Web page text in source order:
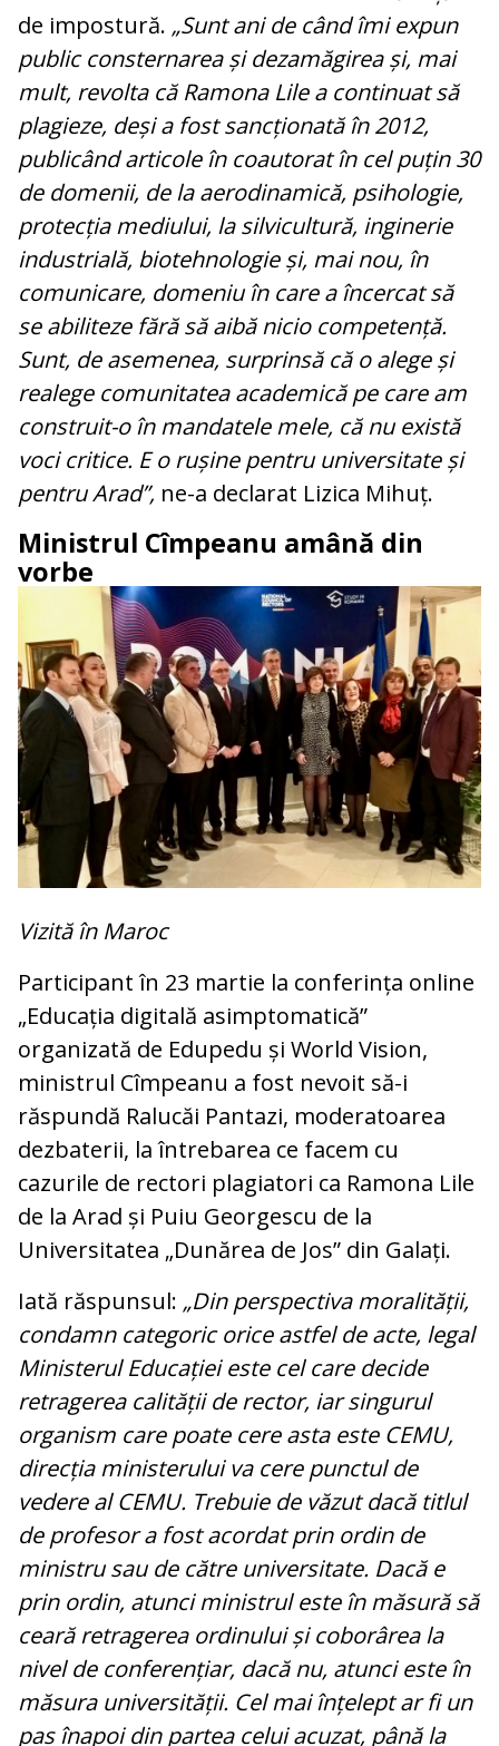
de impostură. „Sunt ani de când îmi expun
public consternarea și dezamăgirea și, mai
mult, revolta că Ramona Lile a continuat să
plagieze, deși a fost sancționată în 2012,
publicând articole în coautorat în cel puțin 30
de domenii, de la aerodinamică, psihologie,
protecția mediului, la silvicultură, inginerie
industrială, biotehnologie și, mai nou, în
comunicare, domeniu în care a încercat să
se abiliteze fără să aibă nicio competență.
Sunt, de asemenea, surprinsă că o alege și
realege comunitatea academică pe care am
construit-o în mandatele mele, că nu există
voci critice. E o rușine pentru universitate și
pentru Arad”, ne-a declarat Lizica Mihuț.
Ministrul Cîmpeanu amână din
vorbe
Vizită în Maroc
Participant în 23 martie la conferința online
„Educația digitală asimptomatică”
organizată de Edupedu și World Vision,
ministrul Cîmpeanu a fost nevoit să-i
răspundă Ralucăi Pantazi, moderatoarea
dezbaterii, la întrebarea ce facem cu
cazurile de rectori plagiatori ca Ramona Lile
de la Arad și Puiu Georgescu de la
Universitatea „Dunărea de Jos” din Galați.
Iată răspunsul: „Din perspectiva moralității,
condamn categoric orice astfel de acte, legal
Ministerul Educației este cel care decide
retragerea calității de rector, iar singurul
organism care poate cere asta este CEMU,
direcția ministerului va cere punctul de
vedere al CEMU. Trebuie de văzut dacă titlul
de profesor a fost acordat prin ordin de
ministru sau de către universitate. Dacă e
prin ordin, atunci ministrul este în măsură să
ceară retragerea ordinului și coborârea la
nivel de conferențiar, dacă nu, atunci este în
măsura universității. Cel mai înțelept ar fi un
pas înapoi din partea celui acuzat, până la